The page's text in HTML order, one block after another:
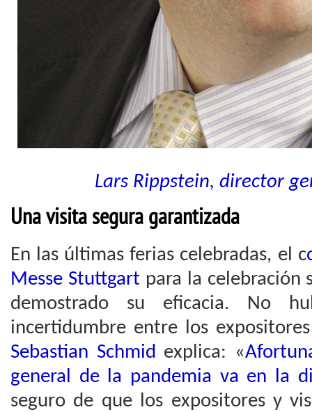
Lars Rippstein, director
Una visita segura garantizada
En las últimas ferias celebradas, el c
Messe Stuttgart para la celebración
demostrado su eficacia. No
incertidumbre entre los
Sebastian Schmid explica: «
general de la pandemia va en la
seguro de que los expositores y